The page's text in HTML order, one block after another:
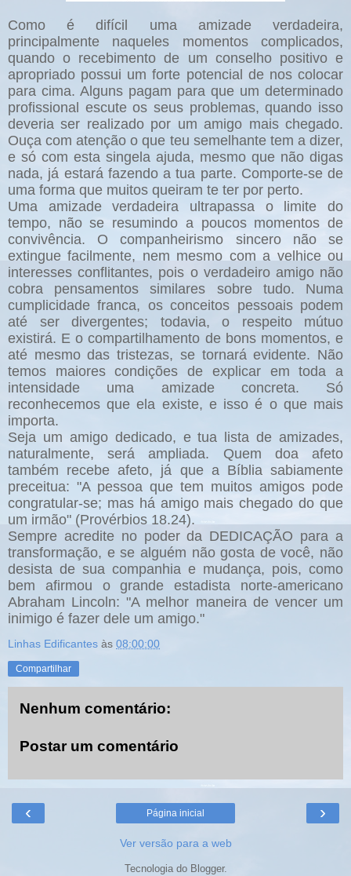
Como é difícil uma amizade verdadeira,
principalmente naqueles momentos complicados,
quando o recebimento de um conselho positivo e
apropriado possui um forte potencial de nos colocar
para cima. Alguns pagam para que um determinado
profissional escute os seus problemas, quando isso
deveria ser realizado por um amigo mais chegado.
Ouça com atenção o que teu semelhante tem a dizer,
e só com esta singela ajuda, mesmo que não digas
nada, já estará fazendo a tua parte. Comporte-se de
uma forma que muitos queiram te ter por perto.
Uma amizade verdadeira ultrapassa o limite do
tempo, não se resumindo a poucos momentos de
convivência. O companheirismo sincero não se
extingue facilmente, nem mesmo com a velhice ou
interesses conflitantes, pois o verdadeiro amigo não
cobra pensamentos similares sobre tudo. Numa
cumplicidade franca, os conceitos pessoais podem
até ser divergentes; todavia, o respeito mútuo
existirá. E o compartilhamento de bons momentos, e
até mesmo das tristezas, se tornará evidente. Não
temos maiores condições de explicar em toda a
intensidade uma amizade concreta. Só
reconhecemos que ela existe, e isso é o que mais
importa.
Seja um amigo dedicado, e tua lista de amizades,
naturalmente, será ampliada. Quem doa afeto
também recebe afeto, já que a Bíblia sabiamente
preceitua: "A pessoa que tem muitos amigos pode
congratular-se; mas há amigo mais chegado do que
um irmão" (Provérbios 18.24).
Sempre acredite no poder da DEDICAÇÃO para a
transformação, e se alguém não gosta de você, não
desista de sua companhia e mudança, pois, como
bem afirmou o grande estadista norte-americano
Abraham Lincoln: "A melhor maneira de vencer um
inimigo é fazer dele um amigo."
Linhas Edificantes às 08:00:00
Compartilhar
Nenhum comentário:
Postar um comentário
‹ ›
Página inicial
Ver versão para a web
Tecnologia do Blogger.